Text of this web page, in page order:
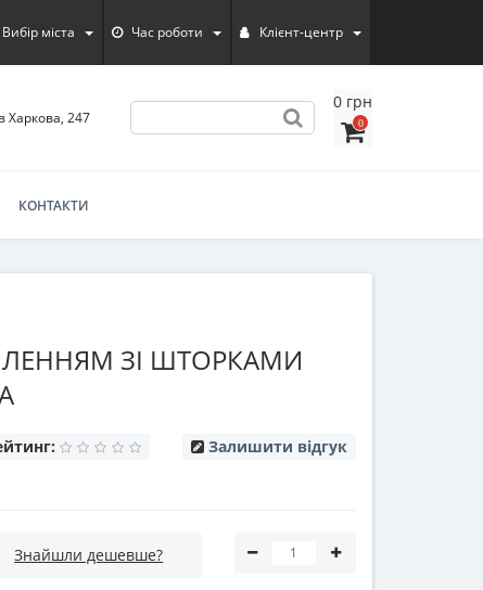
Вибір міста Час роботи Клієнт-центр
Харкова, 247
0 грн
0
КОНТАКТИ
ЗІ ШТОРКАМИ
Залишити відгук
Знайшли дешевше?